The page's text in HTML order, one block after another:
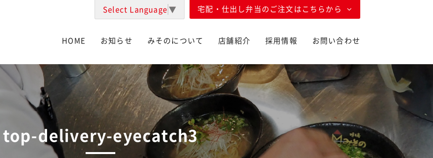
Select Language▼ 宅配・仕出し弁当のご注文はこちらから
HOME お知らせ みそのについて 店舗紹介 採用情報 お問い合わせ
top-delivery-eyecatch3